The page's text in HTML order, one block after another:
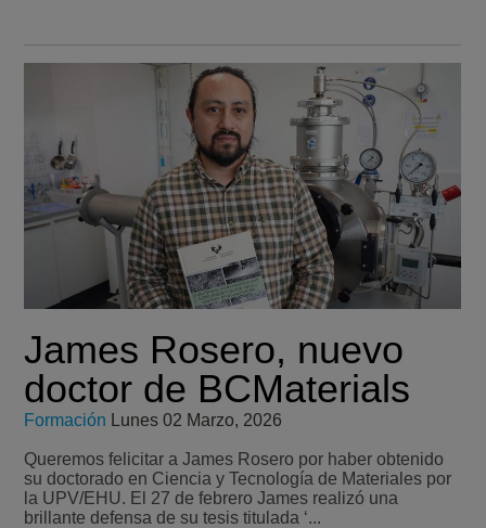
James Rosero, nuevo
doctor de BCMaterials
Formación Lunes 02 Marzo, 2026
Queremos felicitar a James Rosero por haber obtenido
su doctorado en Ciencia y Tecnología de Materiales por
la UPV/EHU. El 27 de febrero James realizó una
brillante defensa de su tesis titulada ‘...